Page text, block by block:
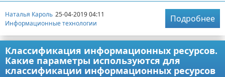
Наталья Кароль 25-04-2019 04:11
Информационные технологии
Подробнее
Классификация информационных ресурсов.
Какие параметры используются для
классификации информационных ресурсов